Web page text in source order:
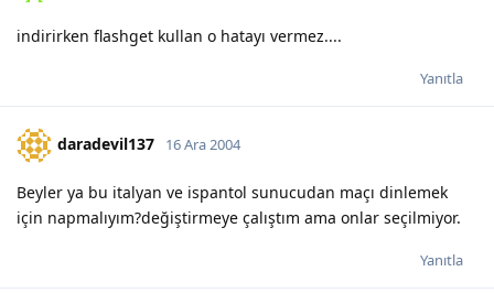
indirirken flashget kullan o hatayı vermez....
Yanıtla
daradevil137 16 Ara 2004
Beyler ya bu italyan ve ispantol sunucudan maçı dinlemek
için napmalıyım?değiştirmeye çalıştım ama onlar seçilmiyor.
Yanıtla